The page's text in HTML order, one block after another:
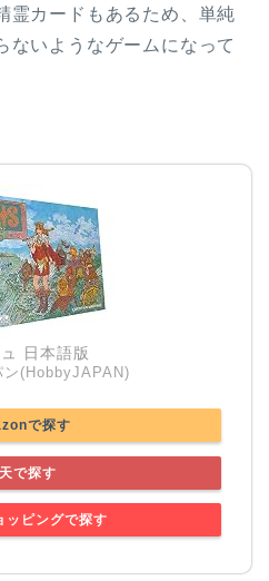
霊カードもあるため、単純
ないようなゲームになって
日本語版
ン(HobbyJAPAN)
で探す
で探す
ッピングで探す